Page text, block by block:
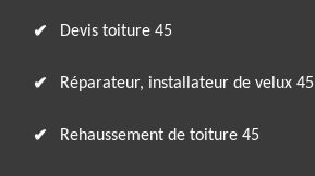
Devis toiture 45
Réparateur, installateur de velux 45
Rehaussement de toiture 45